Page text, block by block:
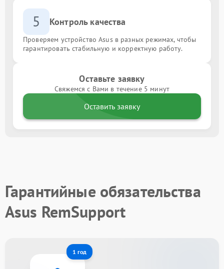
5 Контроль качества
Проверяем устройство Asus в разных режимах, чтобы
гарантировать стабильную и корректную работу.
Оставьте заявку
Свяжемся с Вами в течение 5 минут
Оставить заявку
Гарантийные обязательства
Asus RemSupport
1 год